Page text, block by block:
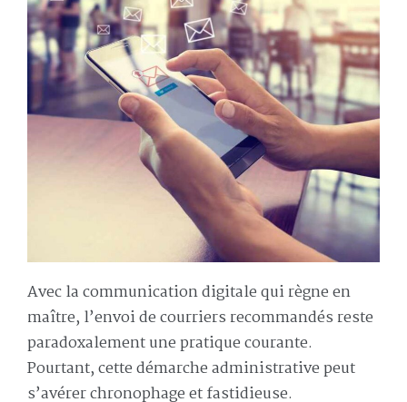
Avec la communication digitale qui règne en
maître, l’envoi de courriers recommandés reste
paradoxalement une pratique courante.
Pourtant, cette démarche administrative peut
s’avérer chronophage et fastidieuse.